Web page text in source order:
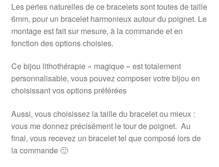
Les perles naturelles de ce bracelets sont toutes de taille
6mm, pour un bracelet harmonieux autour du poignet. Le
montage est fait sur mesure, à la commande et en
fonction des options choisies.
Ce bijou lithothérapie « magique » est totalement
personnalisable, vous pouvez composer votre bijou en
choisissant vos options préférées
Aussi, vous choisissez la taille du bracelet ou mieux :
vous me donnez précisément le tour de poignet. Au
final, vous recevez un bracelet tel que composé lors de
la commande 🙂